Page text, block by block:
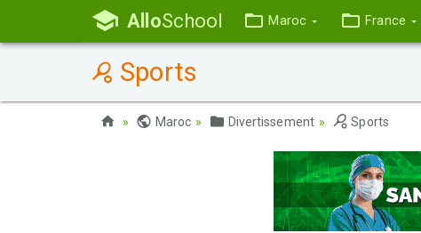
AlloSchool Maroc France
Sports
Maroc Divertissement Sports